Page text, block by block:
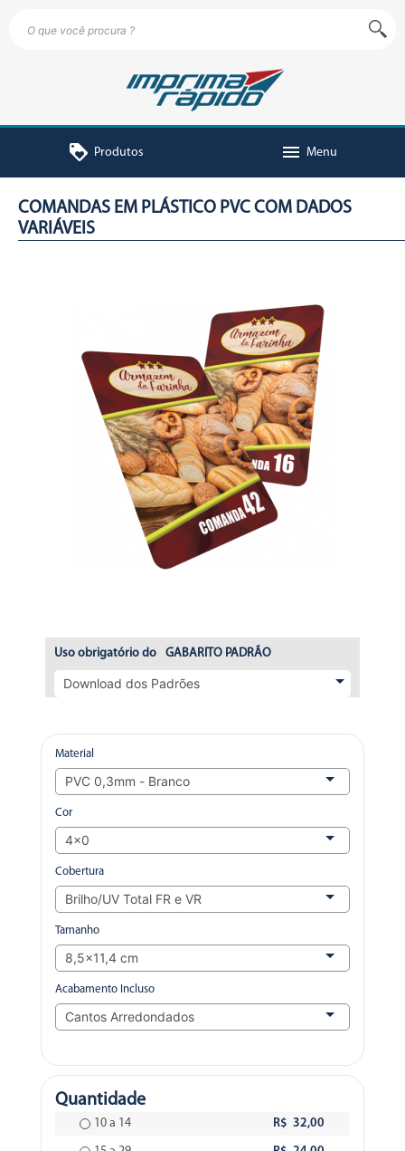
loyalty Produtos menu Menu
COMANDAS EM PLÁSTICO PVC COM DADOS
VARIÁVEIS
Uso obrigatório do GABARITO PADRÃO
Material
Cor
Cobertura
Tamanho
Acabamento Incluso
Quantidade
10 a 14 R$ 32,00